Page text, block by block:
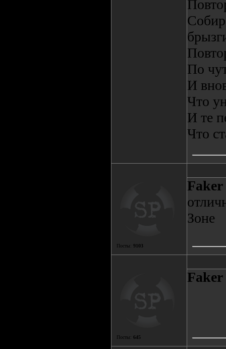
По
И
Что
И те
Что
Посты: 9103
Faker
Зоне
Посты: 645
Faker